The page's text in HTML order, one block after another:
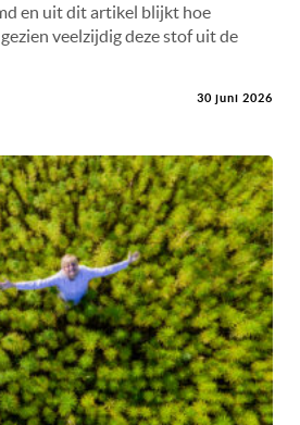
en uit dit artikel blijkt hoe
veelzijdig deze stof uit de
30 juni 2026